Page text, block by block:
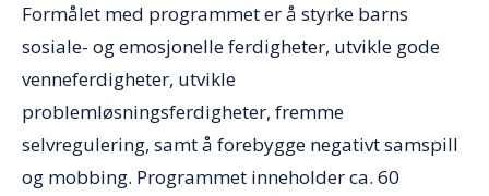
Formålet med programmet er å styrke barns
sosiale- og emosjonelle ferdigheter, utvikle gode
venneferdigheter, utvikle
problemløsningsferdigheter, fremme
selvregulering, samt å forebygge negativt samspill
og mobbing. Programmet inneholder ca. 60